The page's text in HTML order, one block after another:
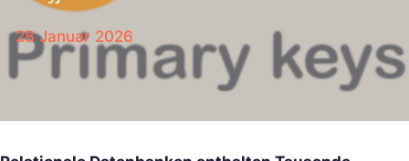
28 Januar 2026